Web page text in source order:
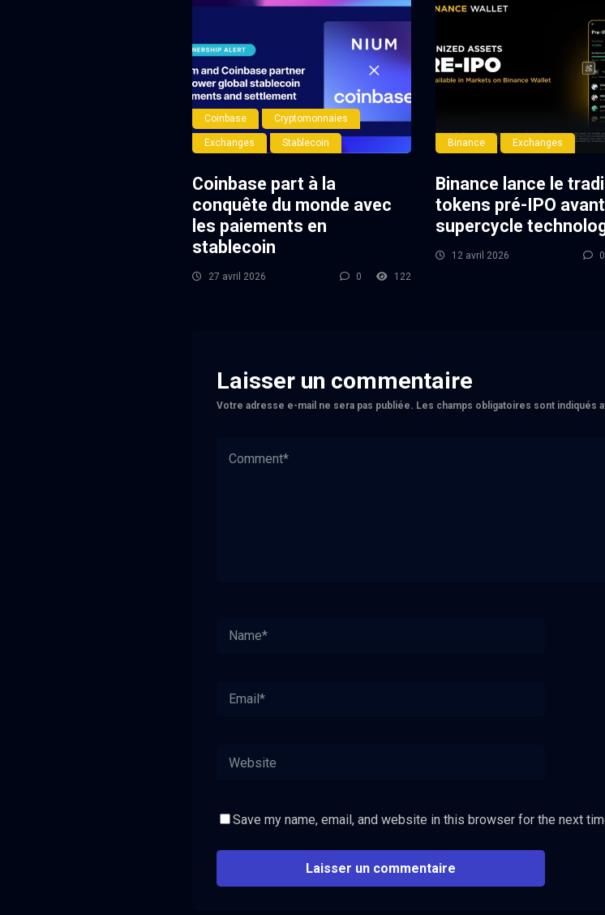
Coinbase Cryptomonnaies
Exchanges Stablecoin
Coinbase part à la
conquête du monde avec
les paiements en
stablecoin
27 avril 2026 0 122
Binance Exchanges
Binance lance le
tokens pré-IPO
supercycle
12 avril 2026 0
Laisser un commentaire
Votre adresse e-mail ne sera pas publiée. Les champs obligatoires sont indiqués
Save my name, email, and website in this browser for the next